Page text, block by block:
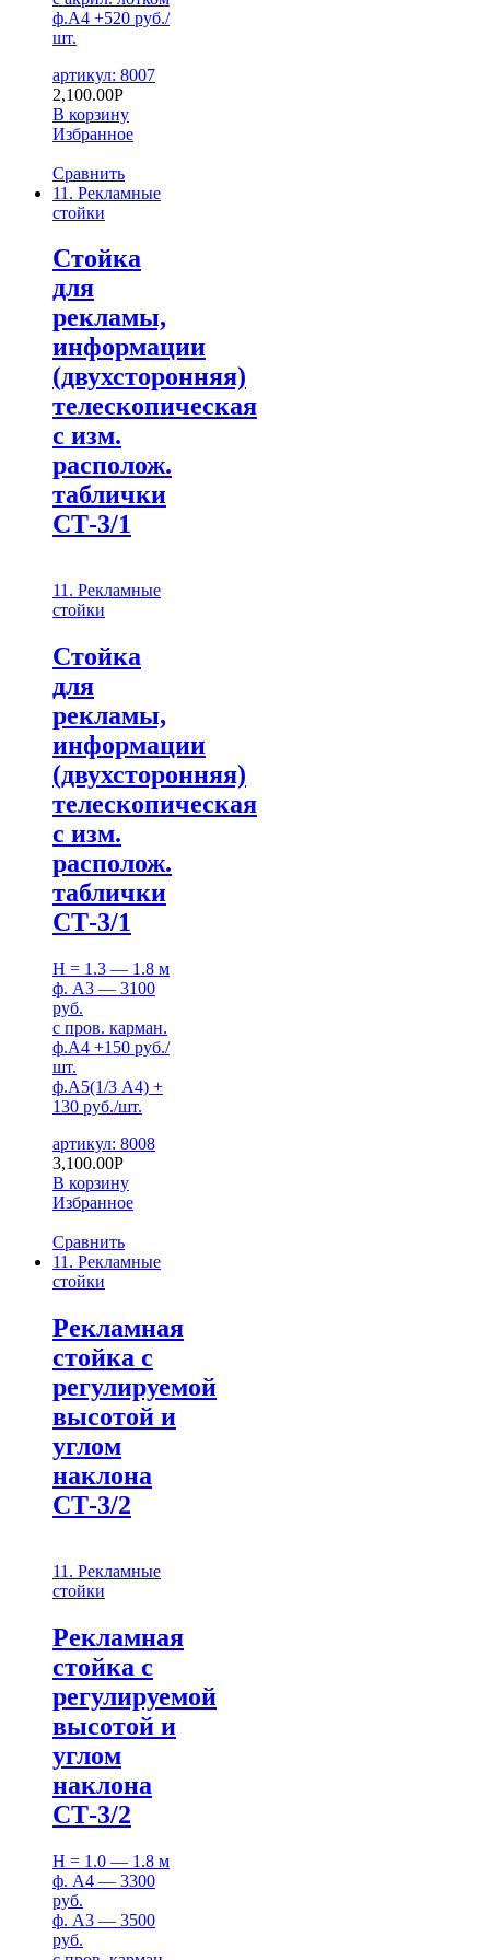
ф.А4 +520 руб./
шт.
артикул: 8007
2,100.00Р
В корзину
Избранное
Сравнить
11. Рекламные
стойки
Стойка
для
рекламы,
информации
(двухсторонняя)
телескопическая
с изм.
располож.
таблички
СТ-3/1
11. Рекламные
стойки
Стойка
для
рекламы,
информации
(двухсторонняя)
телескопическая
с изм.
располож.
таблички
СТ-3/1
H = 1.3 — 1.8 м
ф. А3 — 3100
руб.
с пров. карман.
ф.А4 +150 руб./
шт.
ф.А5(1/3 А4) +
130 руб./шт.
артикул: 8008
3,100.00Р
В корзину
Избранное
Сравнить
11. Рекламные
стойки
Рекламная
стойка с
регулируемой
высотой и
углом
наклона
СТ-3/2
11. Рекламные
стойки
Рекламная
стойка с
регулируемой
высотой и
углом
наклона
СТ-3/2
H = 1.0 — 1.8 м
ф. А4 — 3300
руб.
ф. А3 — 3500
руб.